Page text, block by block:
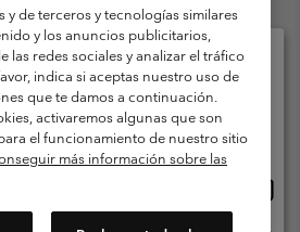
de Venta
Garantía
de miembros
Generado Por Los Usuarios
CBCR
9:00 a 13:00 y de 14:00 a 18:00
y de terceros y tecnologías similares
y los anuncios publicitarios,
redes sociales y analizar el tráfico
indica si aceptas nuestro uso de
que te damos a continuación.
activaremos algunas que son
el funcionamiento de nuestro sitio
más información sobre las
tu país e idioma envío
en línea disponibles